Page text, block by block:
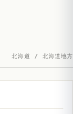
北海道 / 北海道地方